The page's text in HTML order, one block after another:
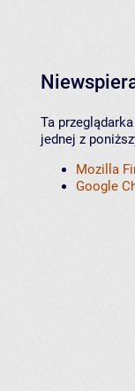
Ta
jednej z
Mozilla
Google